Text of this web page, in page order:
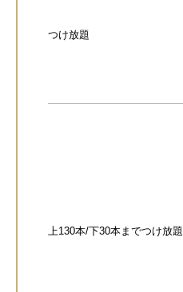
つけ放題
上130本/下30本までつけ放題